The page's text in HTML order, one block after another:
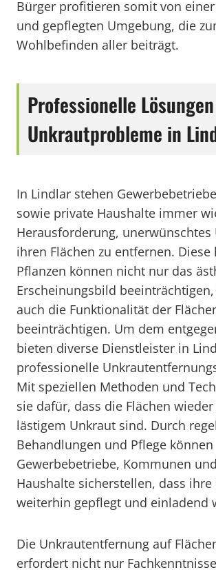
Bürger profitieren somit von
und gepflegten Umgebung, die
Wohlbefinden aller beiträgt.
Professionelle
Unkrautprobleme in
In Lindlar stehen
sowie private Haushalte immer
Herausforderung, unerwünschtes
ihren Flächen zu entfernen. Diese
Pflanzen können nicht nur das
Erscheinungsbild
auch die Funktionalität der
beeinträchtigen. Um dem
bieten diverse Dienstleister in
professionelle
Mit speziellen Methoden und
sie dafür, dass die Flächen
lästigem Unkraut sind. Durch
Behandlungen und Pflege können
Gewerbebetriebe, Kommunen
Haushalte sicherstellen, dass ihre
weiterhin gepflegt und einladend
Die Unkrautentfernung auf
erfordert nicht nur